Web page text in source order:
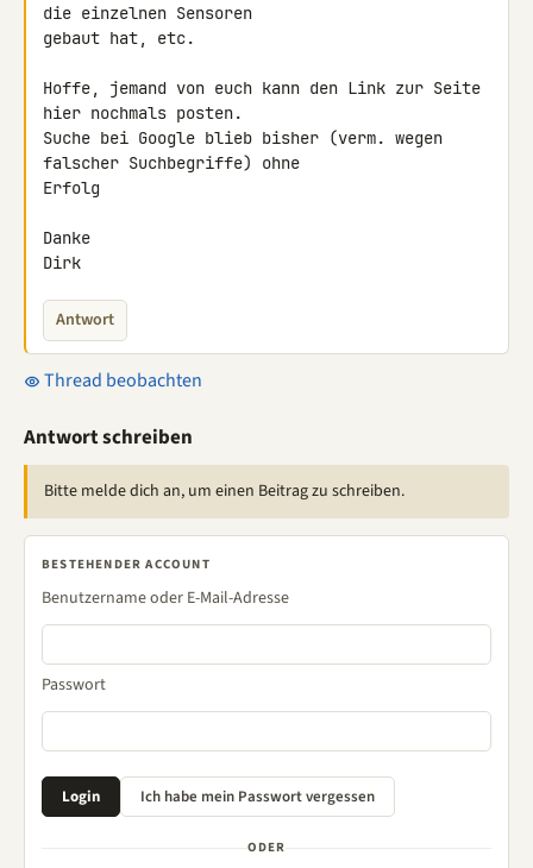
die einzelnen Sensoren
gebaut hat, etc.
Hoffe, jemand von euch kann den Link zur Seite
hier nochmals posten.
Suche bei Google blieb bisher (verm. wegen
falscher Suchbegriffe) ohne
Erfolg
Danke
Dirk
Antwort
Thread beobachten
Antwort schreiben
Bitte melde dich an, um einen Beitrag zu schreiben.
BESTEHENDER ACCOUNT
Benutzername oder E-Mail-Adresse
Passwort
ODER